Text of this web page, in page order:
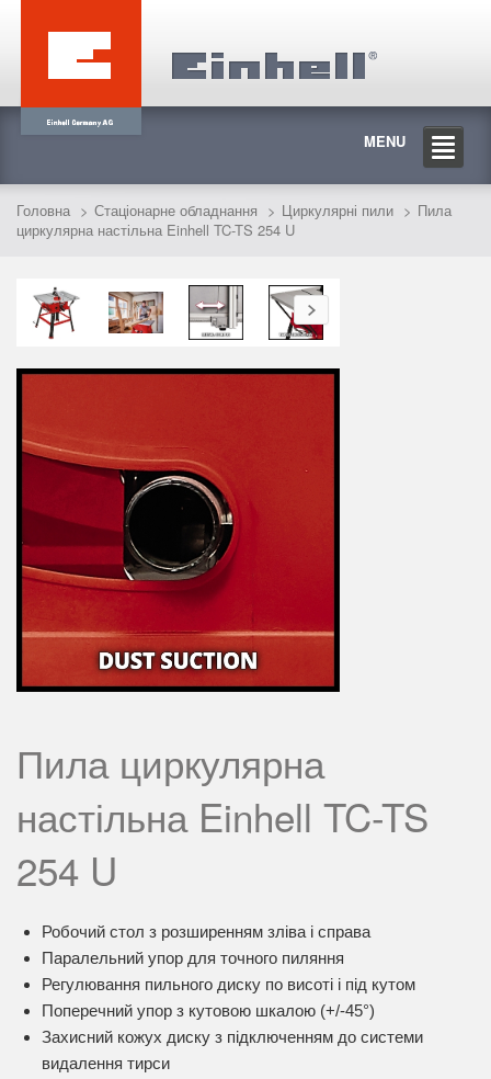
MENU
Головна Стаціонарне обладнання Циркулярні пили
Пила
циркулярна настільна Einhell TC-TS 254 U
Пила циркулярна
настільна Einhell TC-TS
254 U
Робочий стол з розширенням зліва і справа
Паралельний упор для точного пиляння
Регулювання пильного диску по висоті і під кутом
Поперечний упор з кутовою шкалою (+/-45°)
Захисний кожух диску з підключенням до системи
видалення тирси